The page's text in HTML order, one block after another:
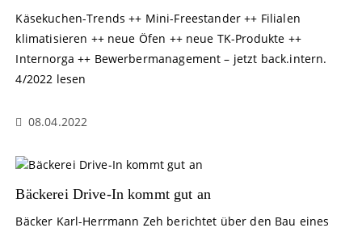
Käsekuchen-Trends ++ Mini-Freestander ++ Filialen
klimatisieren ++ neue Öfen ++ neue TK-Produkte ++
Internorga ++ Bewerbermanagement – jetzt back.intern.
4/2022 lesen
08.04.2022
Bäckerei Drive-In kommt gut an
Bäcker Karl-Herrmann Zeh berichtet über den Bau eines